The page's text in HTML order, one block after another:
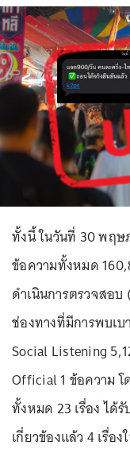
ทั้งนี้ ในวันที่ 30 พฤษ
ข้อความทั้งหมด
ดำเนินการตรวจสอ
ช่องทางที่มีการพบเ
Social Listening
Official 1 ข้อความ โ
ทั้งหมด 23 เรื่อง ได้
เกี่ยวข้องแล้ว 4 เรื่อ